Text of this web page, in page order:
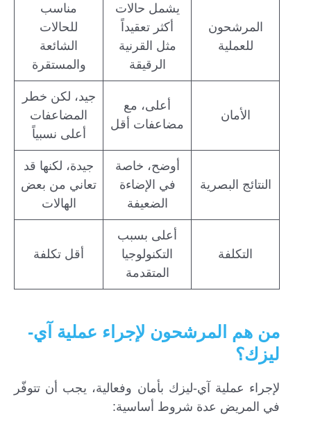
المرشحون
للعملية
يشمل حالات
أكثر تعقيداً
مثل القرنية
الرقيقة
مناسب
للحالات
الشائعة
والمستقرة
الأمان
أعلى، مع
مضاعفات أقل
جيد، لكن خطر
المضاعفات
أعلى نسبياً
النتائج البصرية
أوضح، خاصة
في الإضاءة
الضعيفة
جيدة، لكنها قد
تعاني من بعض
الهالات
التكلفة
أعلى بسبب
التكنولوجيا
المتقدمة
أقل تكلفة
من هم المرشحون لإجراء عملية آي-
ليزك؟
لإجراء عملية آي-ليزك بأمان وفعالية، يجب أن تتوفّر
في المريض عدة شروط أساسية: